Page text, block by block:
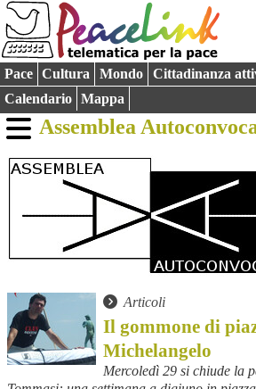
Pace Cultura Mondo Cittadinanza
Calendario
Mappa
Assemblea
Articoli
Il gommone di
Michelangelo
Mercoledì 29 si chiude la